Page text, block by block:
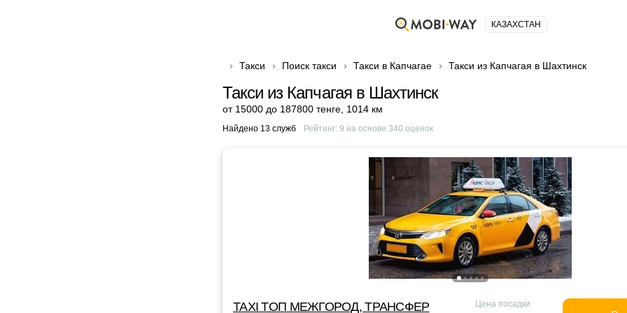
КАЗАХСТАН
Такси Поиск такси Такси в Капчагае Такси из Капчагая в Шахтинск
Такси из Капчагая в Шахтинск
от 15000 до 187800 тенге 1014 км
Найдено 13 служб Рейтинг: 9 на основе 340 оценок
TAXI TOП МЕЖГОРОД, ТРАНСФЕР Цена посадки